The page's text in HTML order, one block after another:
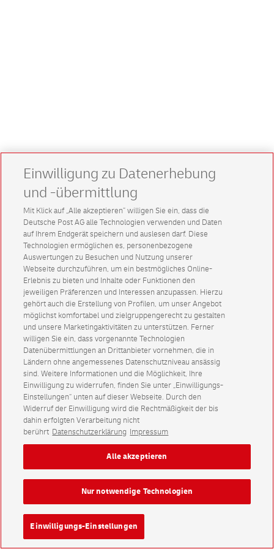
Einwilligung zu Datenerhebung
und -übermittlung
Mit Klick auf „Alle akzeptieren” willigen Sie ein, dass die
Deutsche Post AG alle Technologien verwenden und Daten
auf Ihrem Endgerät speichern und auslesen darf. Diese
Technologien ermöglichen es, personenbezogene
Auswertungen zu Besuchen und Nutzung unserer
Webseite durchzuführen, um ein bestmögliches Online-
Erlebnis zu bieten und Inhalte oder Funktionen den
jeweiligen Präferenzen und Interessen anzupassen. Hierzu
gehört auch die Erstellung von Profilen, um unser Angebot
möglichst komfortabel und zielgruppengerecht zu gestalten
und unsere Marketingaktivitäten zu unterstützen. Ferner
willigen Sie ein, dass vorgenannte Technologien
Datenübermittlungen an Drittanbieter vornehmen, die in
Ländern ohne angemessenes Datenschutzniveau ansässig
sind. Weitere Informationen und die Möglichkeit, Ihre
Einwilligung zu widerrufen, finden Sie unter „Einwilligungs-
Einstellungen“ unten auf dieser Webseite. Durch den
Widerruf der Einwilligung wird die Rechtmäßigkeit der bis
dahin erfolgten Verarbeitung nicht
berührt Datenschutzerklärung Impressum
Einwilligungs-Einstellungen
Nur notwendige Technologien
Alle akzeptieren